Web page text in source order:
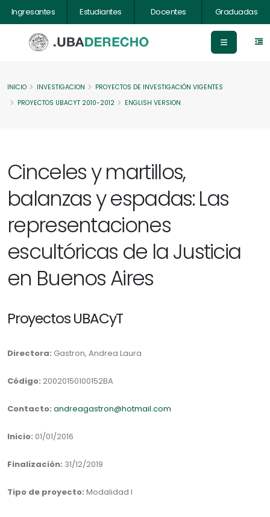
Ingresantes Estudiantes Docentes Graduadas
INICIO INVESTIGACION
PROYECTOS DE INVESTIGACIÓN VIGENTES
PROYECTOS UBACYT 2010-2012
ENGLISH VERSION
Cinceles y martillos,
balanzas y espadas: Las
representaciones
escultóricas de la Justicia
en Buenos Aires
Proyectos UBACyT
Directora: Gastron, Andrea Laura
Código: 20020150100152BA
Contacto: andreagastron@hotmail.com
Inicio: 01/01/2016
Finalización: 31/12/2019
Tipo de proyecto: Modalidad I